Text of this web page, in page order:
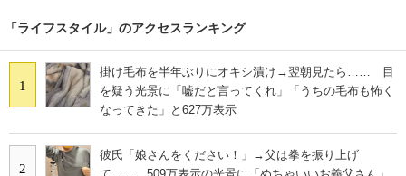
「ライフスタイル」のアクセスランキング
1
掛け毛布を半年ぶりにオキシ漬け→翌朝見たら…… 目
を疑う光景に「嘘だと言ってくれ」「うちの毛布も怖く
なってきた」と627万表示
2
彼氏「娘さんをください！」→父は拳を振り上げ